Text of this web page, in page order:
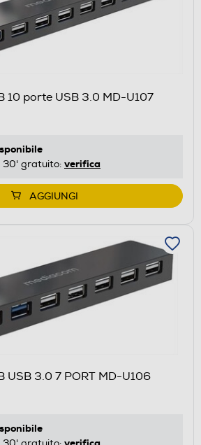
10 porte USB 3.0 MD-U107
30' gratuito: verifica
AGGIUNGI
USB 3.0 7 PORT MD-U106